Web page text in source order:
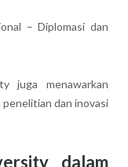
– Diplomasi dan
juga menawarkan
dan inovasi
dalam